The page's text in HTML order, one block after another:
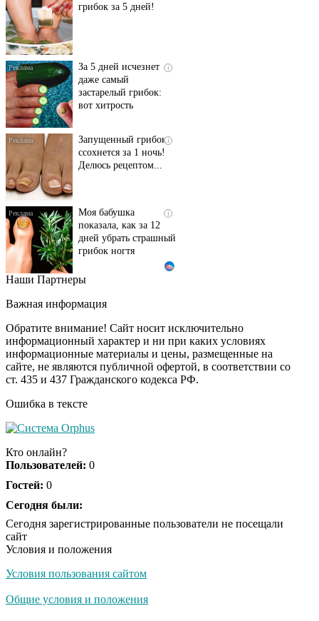
грибок за 5 дней!
i
За 5 дней исчезнет
даже самый
застарелый грибок:
вот хитрость
i
Запущенный грибок
ссохнется за 1 ночь!
Делюсь рецептом...
i
Моя бабушка
показала, как за 12
дней убрать страшный
грибок ногтя
Рудковская дала
младшему сыну
i
Этот танец невесты
оставит вас без слов!
Пересмотрела 10 раз
Ролик длится пару
Ролик из Омска: вы
Ржу не переставая, это
не раз
Наши Партнеры
Важная информация
Обратите внимание! Сайт носит исключительно
информационный характер и ни при каких условиях
информационные материалы и цены, размещенные на
сайте, не являются публичной офертой, в соответствии со
ст. 435 и 437 Гражданского кодекса РФ.
Ошибка в тексте
Кто онлайн?
Пользователей: 0
Гостей: 0
Сегодня были:
Сегодня зарегистрированные пользователи не посещали
сайт
Условия и положения
Условия пользования сайтом
Общие условия и положения